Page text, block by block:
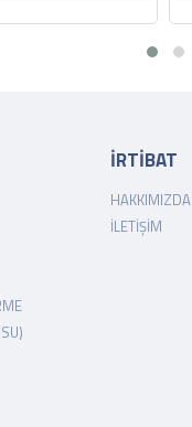
İRTİBAT
HAKKIMIZDA
İLETIŞIM